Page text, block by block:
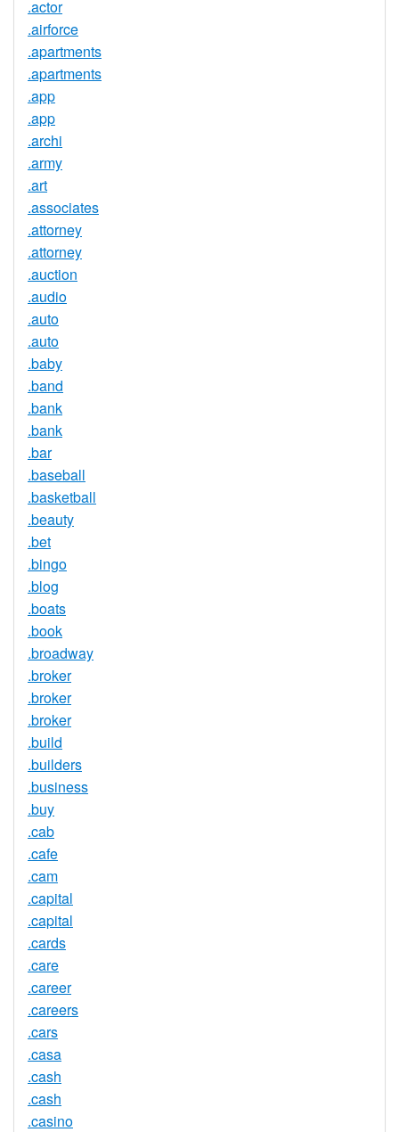
.actor
.airforce
.apartments
.apartments
.app
.app
.archi
.army
.art
.associates
.attorney
.attorney
.auction
.audio
.auto
.auto
.baby
.band
.bank
.bank
.bar
.baseball
.basketball
.beauty
.bet
.bingo
.blog
.boats
.book
.broadway
.broker
.broker
.broker
.build
.builders
.business
.buy
.cab
.cafe
.cam
.capital
.capital
.cards
.care
.career
.careers
.cars
.casa
.cash
.cash
.casino